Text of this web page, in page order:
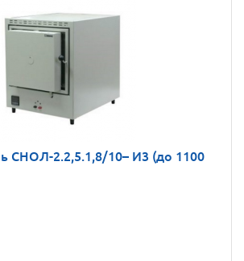
СНОЛ-2.2,5.1,8/10– И3 (до 1100